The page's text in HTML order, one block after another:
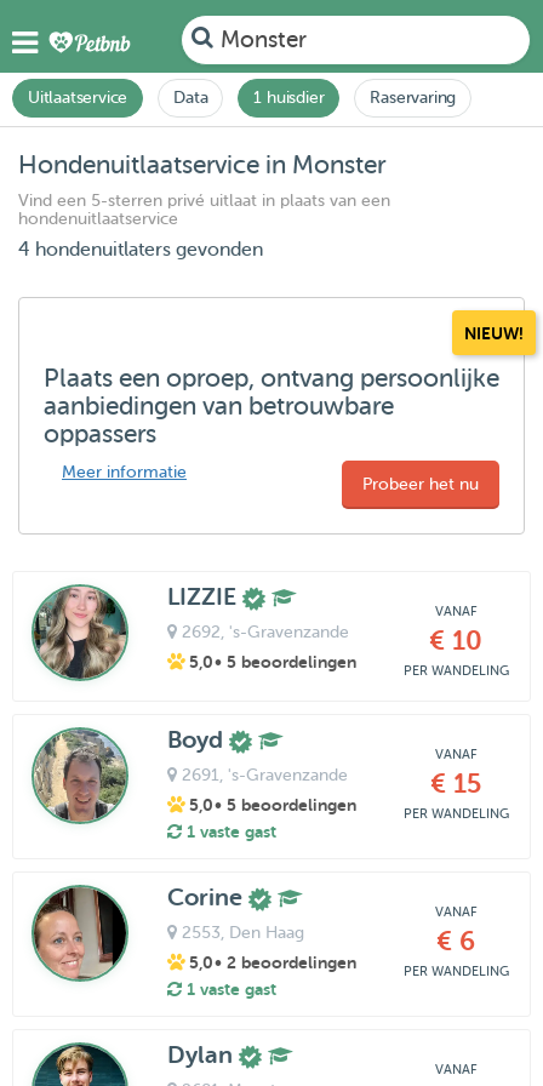
Monster
Uitlaatservice Data 1 huisdier Raservaring
Hondenuitlaatservice in Monster
Vind een 5-sterren privé uitlaat in plaats van een
hondenuitlaatservice
4 hondenuitlaters gevonden
NIEUW!
Plaats een oproep, ontvang persoonlijke
aanbiedingen van betrouwbare
oppassers
Meer informatie
Probeer het nu
LIZZIE
2692 , 's-Gravenzande
5,0• 5 beoordelingen
VANAF
€ 10
PER WANDELING
Boyd
2691 , 's-Gravenzande
5,0• 5 beoordelingen
1 vaste gast
VANAF
€ 15
PER WANDELING
Corine
2553 , Den Haag
5,0• 2 beoordelingen
1 vaste gast
VANAF
€ 6
PER WANDELING
Dylan
VANAF